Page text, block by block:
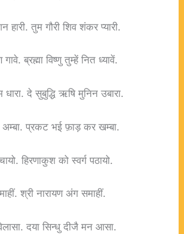
तुम गौरी शिव शंकर प्यारी.
ब्रह्मा विष्णु तुम्हें नित ध्यावें.
दे सुबुद्धि ऋषि मुनिन उबारा.
अम्बा. प्रकट भई फ़ाड़ कर खम्बा.
हिरणाकुश को स्वर्ग पठायो.
श्री नारायण अंग समाहीं.
दया सिन्धु दीजै मन आसा.